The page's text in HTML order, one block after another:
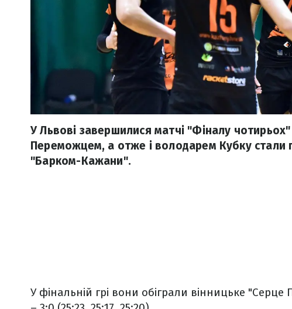
У Львові завершилися матчі "Фіналу
Переможцем, а отже і володарем Кубку стали
"Барком-Кажани".
У фінальній грі вони обіграли вінницьке